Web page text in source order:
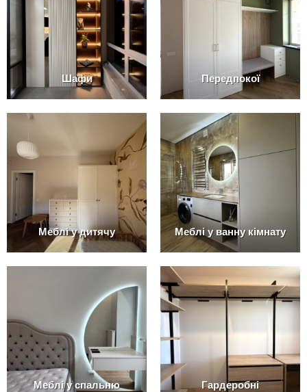
Шафи Передпокої
Меблі у дитячу Меблі у ванну кімнату
Меблі у спальню Гардеробні